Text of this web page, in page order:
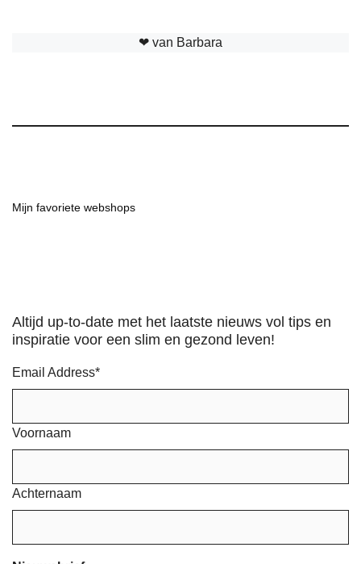
❤︎ van Barbara
Mijn favoriete webshops
Altijd up-to-date met het laatste nieuws vol tips en
inspiratie voor een slim en gezond leven!
Email Address*
Voornaam
Achternaam